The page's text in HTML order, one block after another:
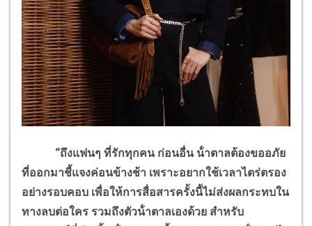
“ถึงแฟนๆ ที่รักทุกคน ก่อนอื่น น้ําตาลต้องขออภัย
ที่ออกมาชี้แจงค่อนข้างช้า เพราะอยากใช้เวลาไตร่ตรอง
อย่างรอบคอบ เพื่อให้การสื่อสารครั้งนี้ไม่ส่งผลกระทบใน
ทางลบต่อใคร รวมถึงตัวน้ําตาลเองด้วย สําหรับ